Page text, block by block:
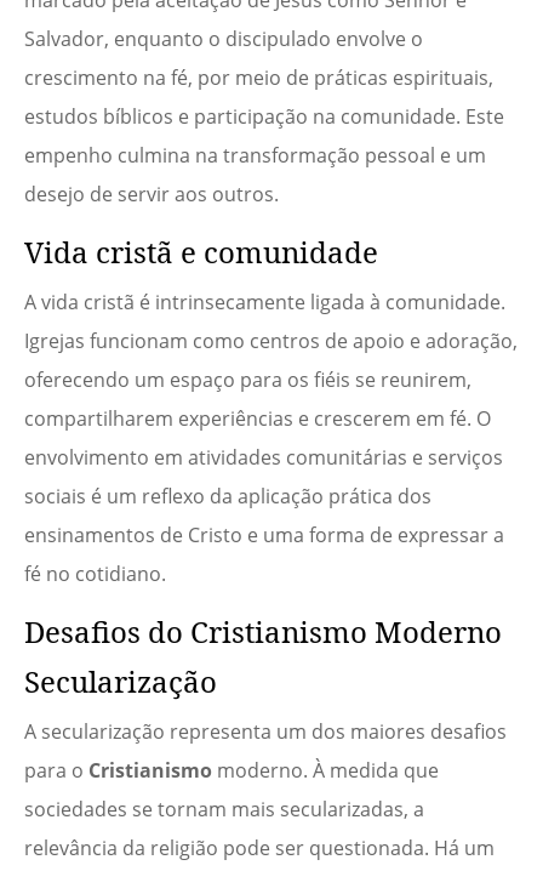
Salvador, enquanto o discipulado envolve o
crescimento na fé, por meio de práticas espirituais,
estudos bíblicos e participação na comunidade. Este
empenho culmina na transformação pessoal e um
desejo de servir aos outros.
Vida cristã e comunidade
A vida cristã é intrinsecamente ligada à comunidade.
Igrejas funcionam como centros de apoio e adoração,
oferecendo um espaço para os fiéis se reunirem,
compartilharem experiências e crescerem em fé. O
envolvimento em atividades comunitárias e serviços
sociais é um reflexo da aplicação prática dos
ensinamentos de Cristo e uma forma de expressar a
fé no cotidiano.
Desafios do Cristianismo Moderno
Secularização
A secularização representa um dos maiores desafios
para o Cristianismo moderno. À medida que
sociedades se tornam mais secularizadas, a
relevância da religião pode ser questionada. Há um